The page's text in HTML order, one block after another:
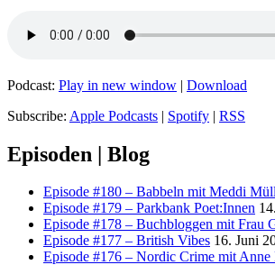
Podcast: Play in new window | Download
Subscribe: Apple Podcasts | Spotify | RSS
Episoden | Blog
Episode #180 – Babbeln mit Meddi
Episode #179 – Parkbank Poet:Innen
Episode #178 – Buchbloggen mit Frau
Episode #177 – British Vibes 16. Juni
Episode #176 – Nordic Crime mit